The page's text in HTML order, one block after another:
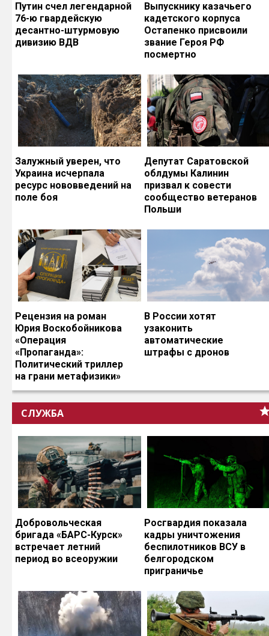
Путин счел легендарной
76-ю гвардейскую
десантно-штурмовую
дивизию ВДВ
Выпускнику казачьего
кадетского корпуса
Остапенко присвоили
звание Героя РФ
посмертно
Залужный уверен, что
Украина исчерпала
ресурс нововведений на
поле боя
Депутат Саратовской
облдумы Калинин
призвал к совести
сообщество ветеранов
Польши
Рецензия на роман
Юрия Воскобойникова
«Операция
«Пропаганда»:
Политический триллер
на грани метафизики»
В России хотят
узаконить
автоматические
штрафы с дронов
СЛУЖБА
Добровольческая
бригада «БАРС-Курск»
встречает летний
период во всеоружии
Росгвардия показала
кадры уничтожения
беспилотников ВСУ в
белгородском
приграничье